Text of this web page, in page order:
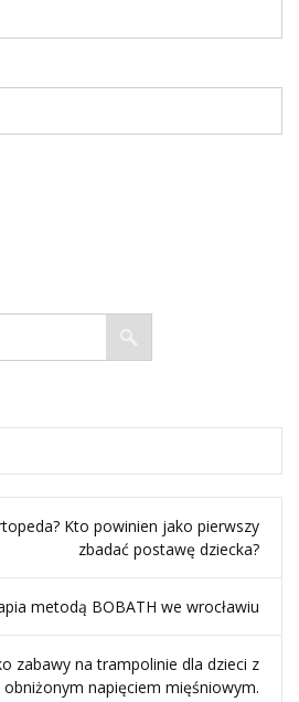
Kto powinien jako pierwszy
zbadać postawę dziecka?
metodą BOBATH we wrocławiu
zabawy na trampolinie dla dzieci z
obniżonym napięciem mięśniowym.